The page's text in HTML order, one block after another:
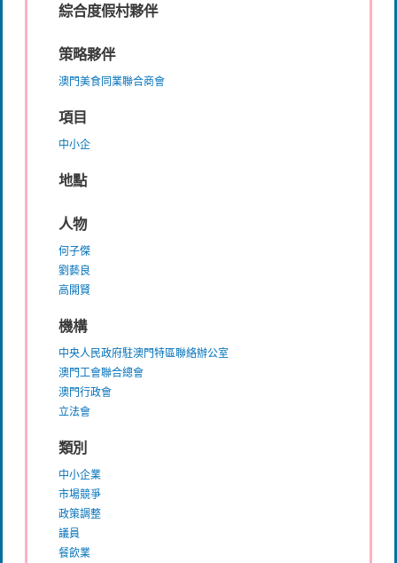
綜合度假村夥伴
策略夥伴
澳門美食同業聯合商會
項目
中小企
地點
人物
何子傑
劉藝良
高開賢
機構
中央人民政府駐澳門特區聯絡辦公室
澳門工會聯合總會
澳門行政會
立法會
類別
中小企業
市場競爭
政策調整
議員
餐飲業